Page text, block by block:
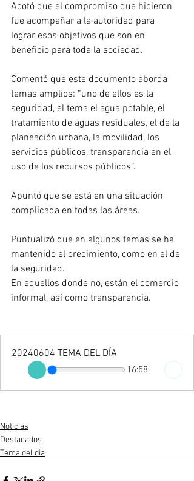
Acotó que el compromiso que hicieron
fue acompañar a la autoridad para
lograr esos objetivos que son en
beneficio para toda la sociedad.
Comentó que este documento aborda
temas amplios: “uno de ellos es la
seguridad, el tema el agua potable, el
tratamiento de aguas residuales, el de la
planeación urbana, la movilidad, los
servicios públicos, transparencia en el
uso de los recursos públicos”.
Apuntó que se está en una situación
complicada en todas las áreas.
Puntualizó que en algunos temas se ha
mantenido el crecimiento, como en el de
la seguridad.
En aquellos donde no, están el comercio
informal, así como transparencia.
20240604 TEMA DEL DÍA
16:58
Noticias
Destacados
Tema del dia